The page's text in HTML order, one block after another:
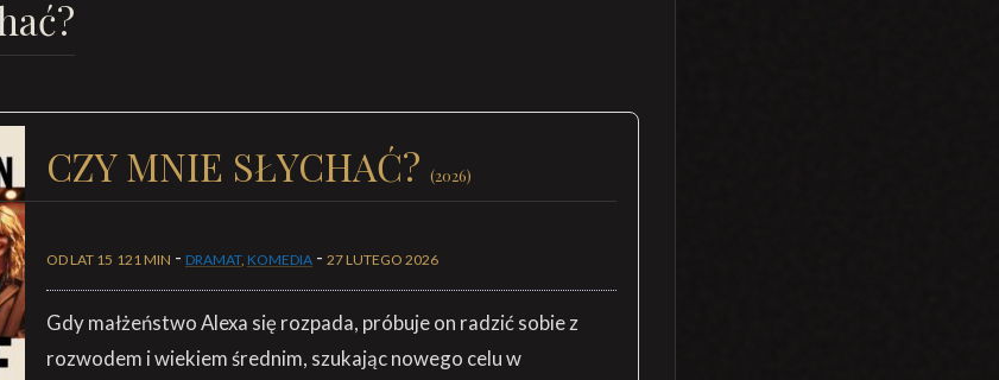
CZY MNIE SŁYCHAĆ? (2026)
OD LAT 15 121 MIN - DRAMAT, KOMEDIA - 27 LUTEGO 2026
Gdy małżeństwo Alexa się rozpada, próbuje on radzić sobie z
rozwodem i wiekiem średnim, szukając nowego celu w